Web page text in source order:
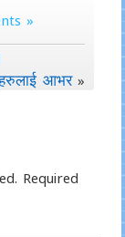
»
आभर»
Required